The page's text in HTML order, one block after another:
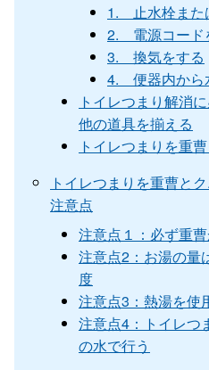
1. 止水栓また
2. 電源コード
3. 換気をする
4. 便器内から
トイレつまり解消
他の道具を揃える
トイレつまりを重
トイレつまりを重曹と
注意点
注意点１：必ず重
注意点2：お湯の量
度
注意点3：熱湯を使
注意点4：トイレつ
の水で行う